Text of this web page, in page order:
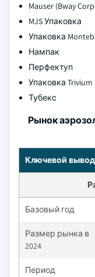
Mauser (Bway
MJS Упаковка
Упаковка
Нампак
Перфектуп
Упаковка Trivium
Тубекс
Рынок
Ключевой вывод
Базовый год
Размер рынка в
2024
Период